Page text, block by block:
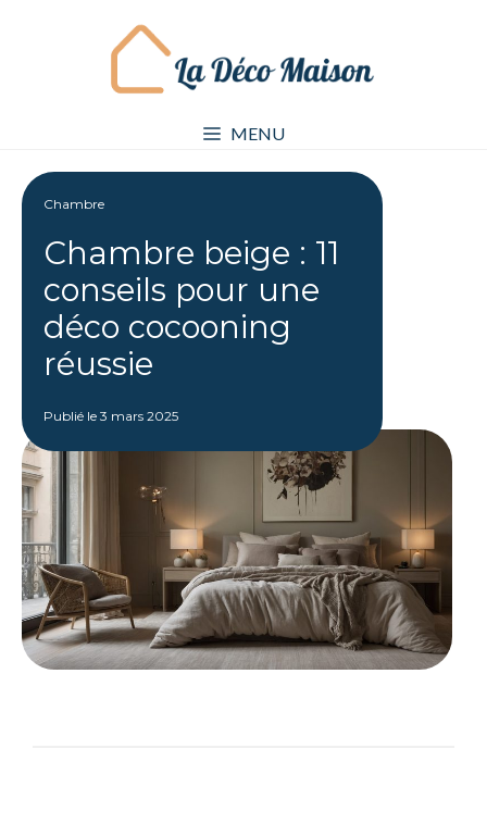
MENU
Chambre
Chambre beige : 11
conseils pour une
déco cocooning
réussie
Publié le 3 mars 2025